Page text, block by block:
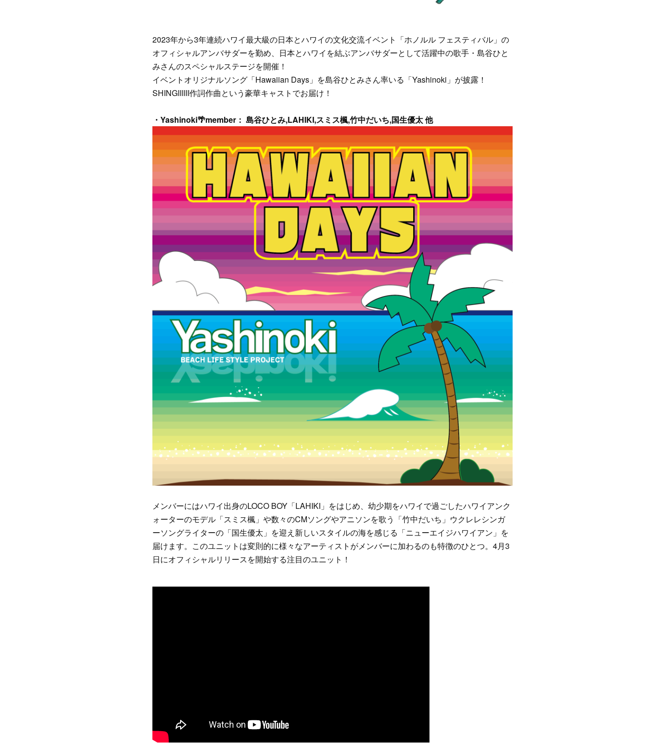
2023年から3年連続ハワイ最大級の日本とハワイの文化交流イベント「ホノルル フェスティバル」の
オフィシャルアンバサダーを勤め、日本とハワイを結ぶアンバサダーとして活躍中の歌手・島谷ひと
みさんのスペシャルステージを開催！
イベントオリジナルソング「Hawaiian Days」を島谷ひとみさん率いる「Yashinoki」が披露！
SHINGIIIIII作詞作曲という豪華キャストでお届け！
・Yashinoki🌴member： 島谷ひとみ,LAHIKI,スミス楓,竹中だいち,国生優太 他
メンバーにはハワイ出身のLOCO BOY「LAHIKI」をはじめ、幼少期をハワイで過ごしたハワイアンク
ォーターのモデル「スミス楓」や数々のCMソングやアニソンを歌う「竹中だいち」ウクレレシンガ
ーソングライターの「国生優太」を迎え新しいスタイルの海を感じる「ニューエイジハワイアン」を
届けます。このユニットは変則的に様々なアーティストがメンバーに加わるのも特徴のひとつ。4月3
日にオフィシャルリリースを開始する注目のユニット！